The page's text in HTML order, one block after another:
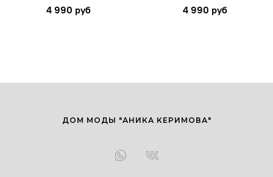
4 990 руб 4 990 руб
ДОМ МОДЫ "АНИКА КЕРИМОВА"